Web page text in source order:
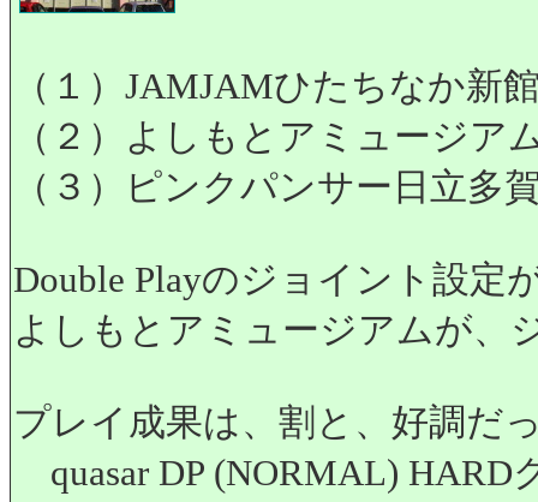
（１）JAMJAMひたちなか新
（２）よしもとアミュージア
（３）ピンクパンサー日立多
Double Playのジョイント設定
よしもとアミュージアムが、
プレイ成果は、割と、好調だ
quasar DP (NORMAL)